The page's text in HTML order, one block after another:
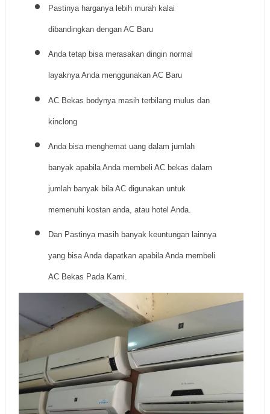
Pastinya harganya lebih murah kalai
dibandingkan dengan AC Baru
Anda tetap bisa merasakan dingin normal
layaknya Anda menggunakan AC Baru
AC Bekas bodynya masih terbilang mulus dan
kinclong
Anda bisa menghemat uang dalam jumlah
banyak apabila Anda membeli AC bekas dalam
jumlah banyak bila AC digunakan untuk
memenuhi kostan anda, atau hotel Anda.
Dan Pastinya masih banyak keuntungan lainnya
yang bisa Anda dapatkan apabila Anda membeli
AC Bekas Pada Kami.